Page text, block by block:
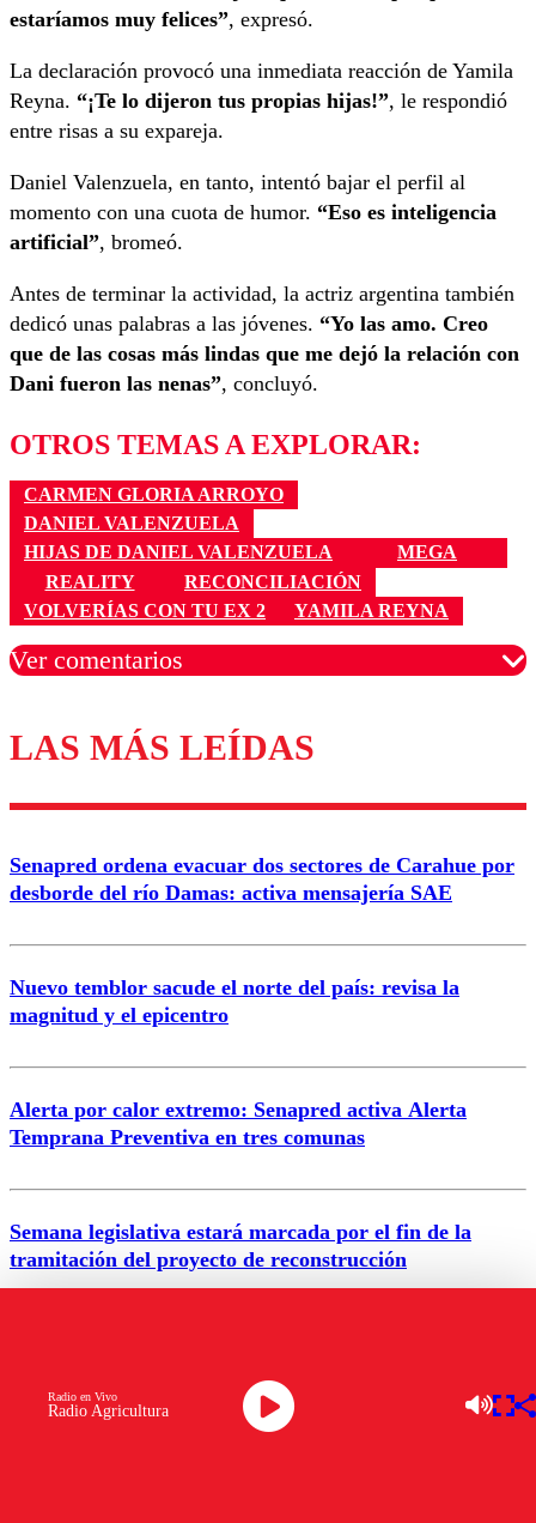
estaríamos muy felices”, expresó.
La declaración provocó una inmediata reacción de Yamila
Reyna. “¡Te lo dijeron tus propias hijas!”, le respondió
entre risas a su expareja.
Daniel Valenzuela, en tanto, intentó bajar el perfil al
momento con una cuota de humor. “Eso es inteligencia
artificial”, bromeó.
Antes de terminar la actividad, la actriz argentina también
dedicó unas palabras a las jóvenes. “Yo las amo. Creo
que de las cosas más lindas que me dejó la relación con
Dani fueron las nenas”, concluyó.
OTROS TEMAS A EXPLORAR:
CARMEN GLORIA ARROYO
DANIEL VALENZUELA
HIJAS DE DANIEL VALENZUELA
MEGA
REALITY
RECONCILIACIÓN
VOLVERÍAS CON TU EX 2
YAMILA REYNA
Ver comentarios
Los comentarios son moderados para garantizar un
diálogo respetuoso.
Nombre
Correo
LAS MÁS LEÍDAS
Senapred ordena evacuar dos sectores de Carahue por
desborde del río Damas: activa mensajería SAE
Nuevo temblor sacude el norte del país: revisa la
magnitud y el epicentro
Alerta por calor extremo: Senapred activa Alerta
Temprana Preventiva en tres comunas
Semana legislativa estará marcada por el fin de la
tramitación del proyecto de reconstrucción
Radio Agricultura
Radio en Vivo